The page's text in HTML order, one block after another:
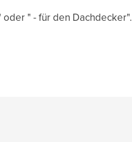
" - für den Dachdecker".